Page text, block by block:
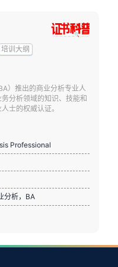
培训大纲
）推出的商业分析专业人
分析领域的知识、技能和
士的权威认证。
Professional
分析，BA